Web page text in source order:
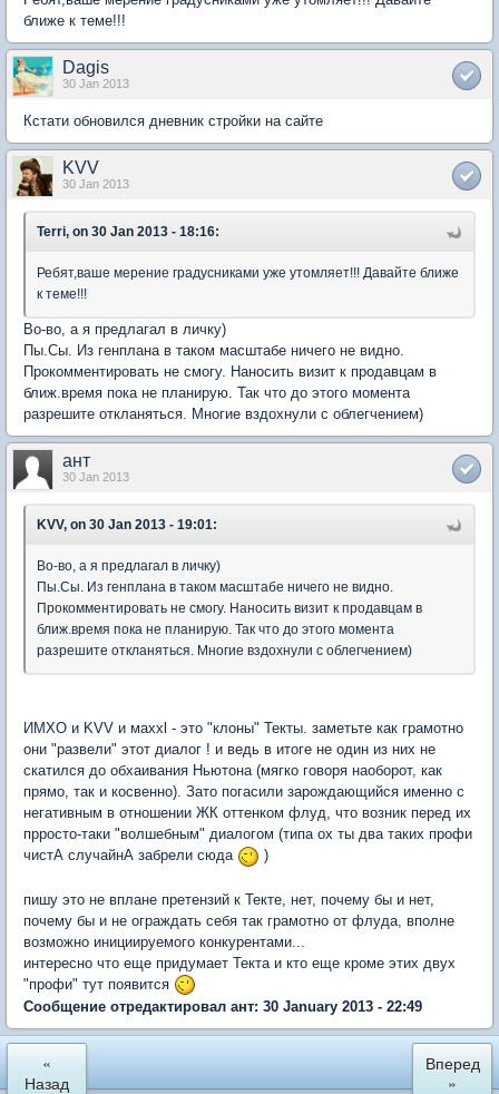
ближе к теме!!!
Dagis
30 Jan 2013
Кстати обновился дневник стройки на сайте
KVV
30 Jan 2013
Terri, on 30 Jan 2013 - 18:16:
Ребят,ваше мерение градусниками уже утомляет!!! Давайте ближе
к теме!!!
Во-во, а я предлагал в личку)
Пы.Сы. Из генплана в таком масштабе ничего не видно.
Прокомментировать не смогу. Наносить визит к продавцам в
ближ.время пока не планирую. Так что до этого момента
разрешите откланяться. Многие вздохнули с облегчением)
ант
30 Jan 2013
KVV, on 30 Jan 2013 - 19:01:
Во-во, а я предлагал в личку)
Пы.Сы. Из генплана в таком масштабе ничего не видно.
Прокомментировать не смогу. Наносить визит к продавцам в
ближ.время пока не планирую. Так что до этого момента
разрешите откланяться. Многие вздохнули с облегчением)
ИМХО и KVV и маххl - это "клоны" Текты. заметьте как грамотно
они "развели" этот диалог ! и ведь в итоге не один из них не
скатился до обхаивания Ньютона (мягко говоря наоборот, как
прямо, так и косвенно). Зато погасили зарождающийся именно с
негативным в отношении ЖК оттенком флуд, что возник перед их
прросто-таки "волшебным" диалогом (типа ох ты два таких профи
чистА случайнА забрели сюда
)
пишу это не вплане претензий к Текте, нет, почему бы и нет,
почему бы и не ограждать себя так грамотно от флуда, вполне
возможно инициируемого конкурентами...
интересно что еще придумает Текта и кто еще кроме этих двух
"профи" тут появится
Сообщение отредактировал ант: 30 January 2013 - 22:49
«
Назад
Вперед
»